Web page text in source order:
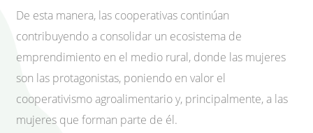
De esta manera, las cooperativas continúan
contribuyendo a consolidar un ecosistema de
emprendimiento en el medio rural, donde las mujeres
son las protagonistas, poniendo en valor el
cooperativismo agroalimentario y, principalmente, a las
mujeres que forman parte de él.